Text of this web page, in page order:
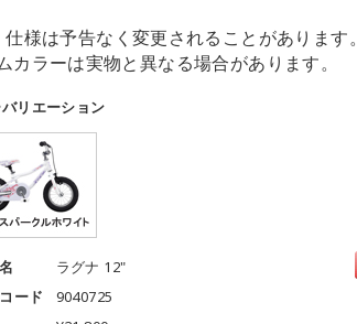
様は予告なく変更されることがあります。
カラーは実物と異なる場合があります。
リエーション
ラグナ 12"
ード
9040725